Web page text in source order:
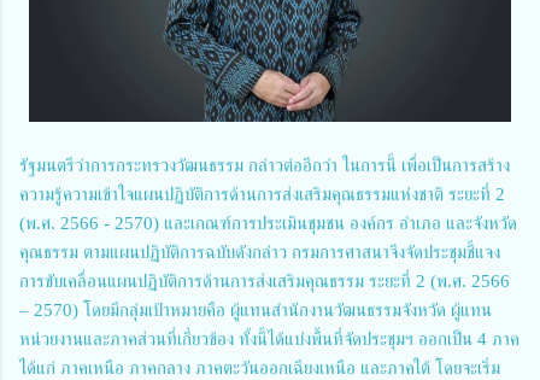
รัฐมนตรีว่าการกระทรวงวัฒนธรรม กล่าวต่ออีกว่า ในการนี้ เพื่อเป็นการสร้าง
ความรู้ความเข้าใจแผนปฏิบัติการด้านการส่งเสริมคุณธรรมแห่งชาติ ระยะที่ 2
(พ.ศ. 2566 - 2570) และเกณฑ์การประเมินชุมชน องค์กร อำเภอ และจังหวัด
คุณธรรม ตามแผนปฏิบัติการฉบับดังกล่าว กรมการศาสนาจึงจัดประชุมชี้แจง
การขับเคลื่อนแผนปฏิบัติการด้านการส่งเสริมคุณธรรม ระยะที่ 2 (พ.ศ. 2566
– 2570) โดยมีกลุ่มเป้าหมายคือ ผู้แทนสำนักงานวัฒนธรรมจังหวัด ผู้แทน
หน่วยงานและภาคส่วนที่เกี่ยวข้อง ทั้งนี้ได้แบ่งพื้นที่จัดประชุมฯ ออกเป็น 4 ภาค
ได้แก่ ภาคเหนือ ภาคกลาง ภาคตะวันออกเฉียงเหนือ และภาคใต้ โดยจะเริ่ม